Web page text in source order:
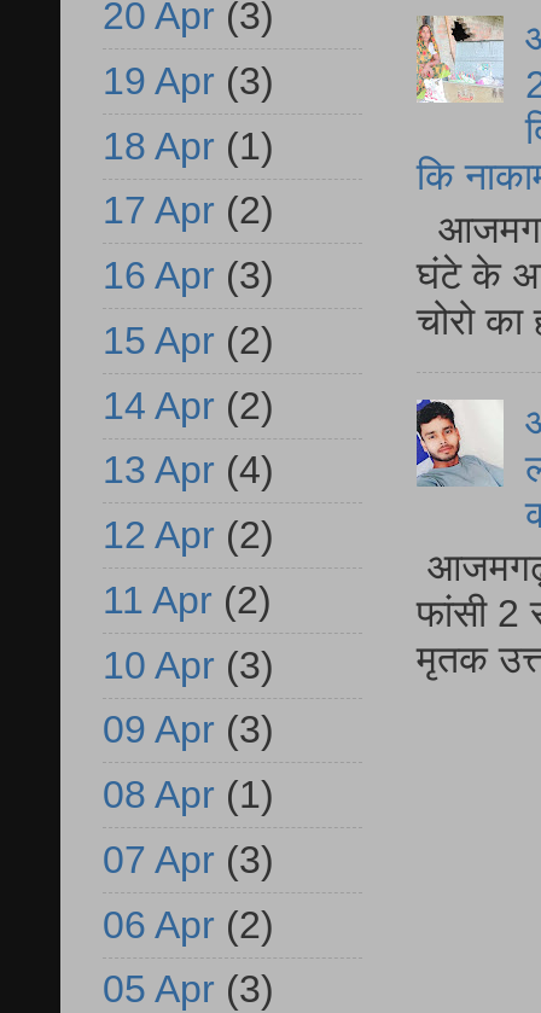
कि
घंटे के
चोरो
आजमगढ़
फांसी 2
मृतक
20 Apr (3)
19 Apr (3)
18 Apr (1)
17 Apr (2)
16 Apr (3)
15 Apr (2)
14 Apr (2)
13 Apr (4)
12 Apr (2)
11 Apr (2)
10 Apr (3)
09 Apr (3)
08 Apr (1)
07 Apr (3)
06 Apr (2)
05 Apr (3)